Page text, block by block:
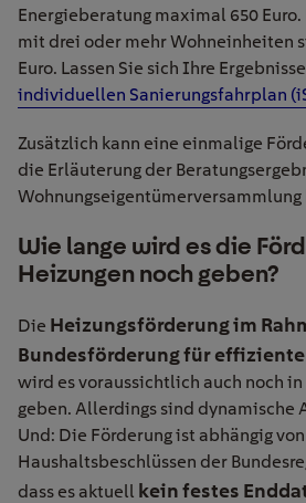
Energieberatung maximal 650
mit drei oder mehr Wohneinheiten
Euro. Lassen Sie sich Ihre
individuellen Sanierungsfahrplan
Zusätzlich kann eine einmalige
die Erläuterung der
Wie lange wird es die
Heizungen noch geben?
Die Heizungsförderung im
Bundesförderung für effiziente
wird es voraussichtlich auch noch
geben. Allerdings sind dynamische
Und: Die Förderung ist abhängig
Haushaltsbeschlüssen der
dass es aktuell kein festes